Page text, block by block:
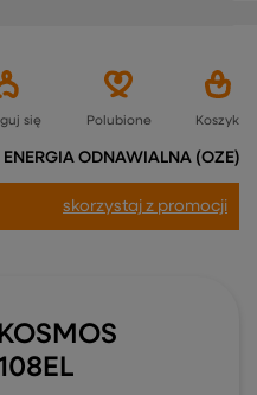
się Polubione Koszyk
ENERGIA ODNAWIALNA (OZE)
skorzystaj z promocji